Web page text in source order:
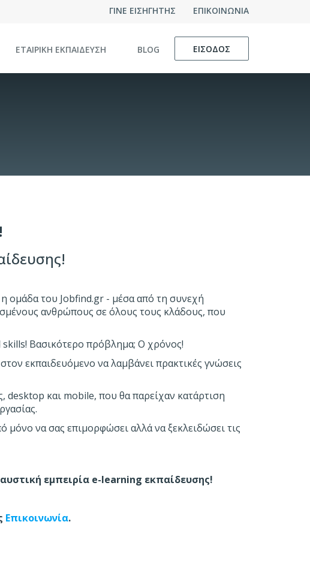
ΓΙΝΕ ΕΙΣΗΓΗΤΗΣ ΕΠΙΚΟΙΝΩΝΙΑ
ΕΙΣΟΔΟΣ
ΕΤΑΙΡΙΚΗ ΕΚΠΑΙΔΕΥΣΗ BLOG
ομάδα του Jobfind.gr - μέσα από τη συνεχή
ανθρώπους σε όλους τους κλάδους, που
Βασικότερο πρόβλημα; Ο χρόνος!
εκπαιδευόμενο να λαμβάνει πρακτικές γνώσεις
desktop και mobile, που θα παρείχαν κατάρτιση
να σας επιμορφώσει αλλά να ξεκλειδώσει τις
εμπειρία e-learning εκπαίδευσης!
Επικοινωνία.